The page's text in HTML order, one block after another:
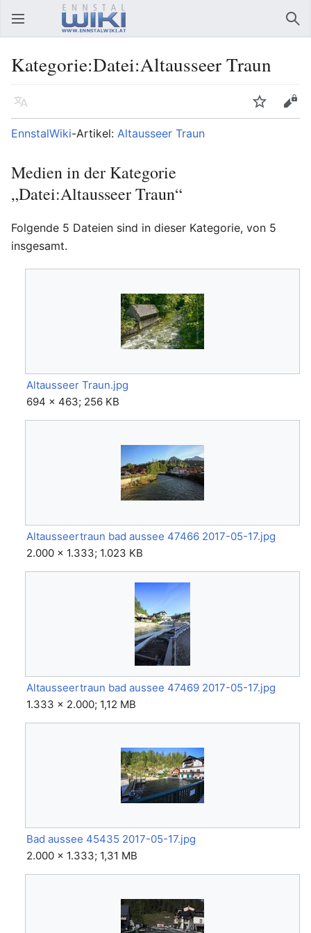
Hauptmenü öffnen
Kategorie:Datei:Altausseer Traun
Sprache Beobachten
Bearbeiten
EnnstalWiki-Artikel: Altausseer Traun
Medien in der Kategorie
„Datei:Altausseer Traun“
Folgende 5 Dateien sind in dieser Kategorie, von 5
insgesamt.
Altausseer Traun.jpg
694 × 463; 256 KB
Altausseertraun bad aussee 47466 2017-05-17.jpg
2.000 × 1.333; 1.023 KB
Altausseertraun bad aussee 47469 2017-05-17.jpg
1.333 × 2.000; 1,12 MB
Bad aussee 45435 2017-05-17.jpg
2.000 × 1.333; 1,31 MB